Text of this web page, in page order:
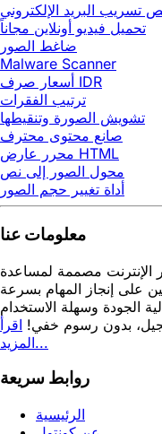
تسريب البريد الإلكتروني
تحميل فيديو أونلاين مجاناً
ضاغط الصور
Malware Scanner
أسعار صرف IDR
ترتيب الفقرات
تشويش الصورة وتنقيطها
صانع محتوى محترف
محرر عارض HTML
محول الصور إلى نص
أداة تغيير حجم الصور
معلومات عنا
الإنترنت مصممة لمساعدة
على إنجاز المهام بسرعة
الجودة وسهلة الاستخدام
بدون رسوم خفي! اقرأ
المزيد...
روابط سريعة
الرئيسية